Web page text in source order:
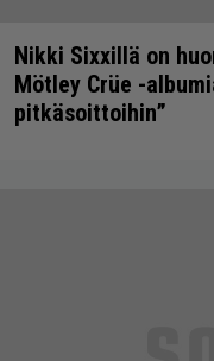
Nikki Sixxillä on
Mötley Crüe -
pitkäsoittoihin”